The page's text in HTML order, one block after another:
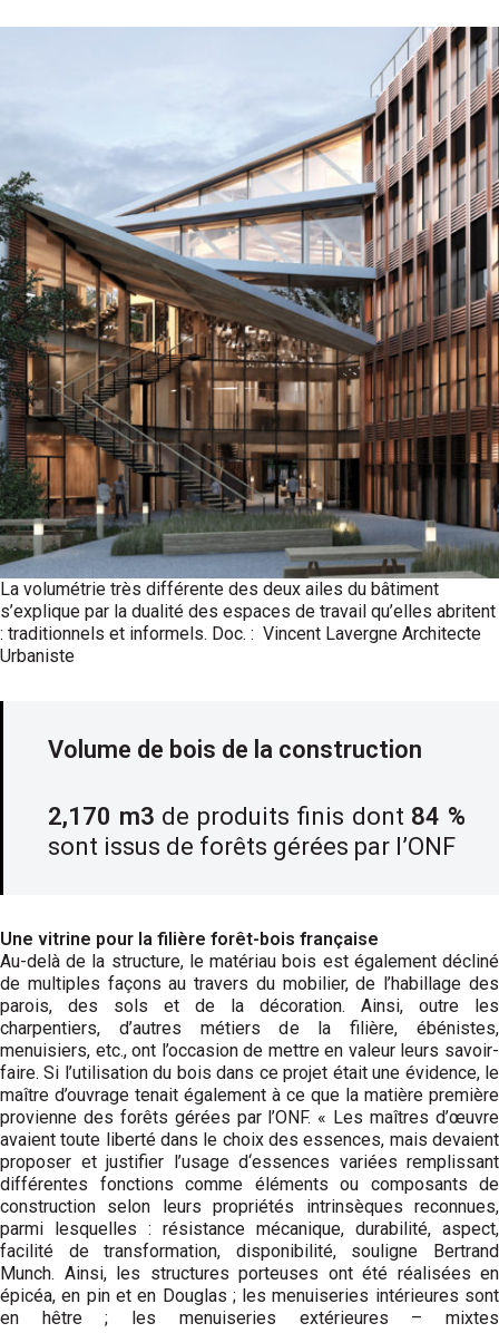
La volumétrie très différente des deux ailes du bâtiment
s’explique par la dualité des espaces de travail qu’elles abritent
: traditionnels et informels. Doc. : Vincent Lavergne Architecte
Urbaniste
Volume de bois de la construction
2,170 m3 de produits finis dont 84 %
sont issus de forêts gérées par l’ONF
Une vitrine pour la filière forêt-bois française
Au-delà de la structure, le matériau bois est également décliné
de multiples façons au travers du mobilier, de l’habillage des
parois, des sols et de la décoration. Ainsi, outre les
charpentiers, d’autres métiers de la filière, ébénistes,
menuisiers, etc., ont l’occasion de mettre en valeur leurs savoir-
faire. Si l’utilisation du bois dans ce projet était une évidence, le
maître d’ouvrage tenait également à ce que la matière première
provienne des forêts gérées par l’ONF. « Les maîtres d’œuvre
avaient toute liberté dans le choix des essences, mais devaient
proposer et justifier l’usage d‘essences variées remplissant
différentes fonctions comme éléments ou composants de
construction selon leurs propriétés intrinsèques reconnues,
parmi lesquelles : résistance mécanique, durabilité, aspect,
facilité de transformation, disponibilité, souligne Bertrand
Munch. Ainsi, les structures porteuses ont été réalisées en
épicéa, en pin et en Douglas ; les menuiseries intérieures sont
en hêtre ; les menuiseries extérieures – mixtes